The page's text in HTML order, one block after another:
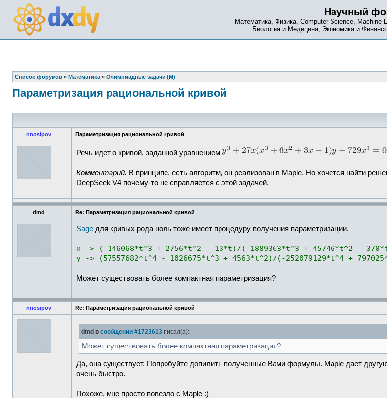
Научный
Математика, Физика, Computer Science, Machine
Биология и Медицина, Экономика и
Список форумов » Математика » Олимпиадные задачи (М)
Параметризация рациональной кривой
nnosipov Параметризация рациональной кривой
Речь идет о кривой, заданной уравнением
Комментарий. В принципе, есть алгоритм, он реализован в Maple. Но хочется найти
DeepSeek V4 почему-то не справляется с этой задачей.
dmd Re: Параметризация рациональной кривой
Sage для кривых рода ноль тоже имеет процедуру получения параметризации.
x -> (-146068*t^3 + 2756*t^2 - 13*t)/(-1889363*t^3 + 45746*t^2 -
y -> (57557682*t^4 - 1026675*t^3 + 4563*t^2)/(-252079129*t^4 +
Может существовать более компактная параметризация?
nnosipov Re: Параметризация рациональной кривой
dmd в сообщении #1723613 писал(а):
Может существовать более компактная параметризация?
Да, она существует. Попробуйте допилить полученные Вами формулы. Maple дает
очень быстро.
Похоже, мне просто повезло с Maple :)